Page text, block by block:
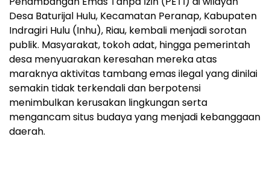
Desa Baturijal Hulu, Kecamatan Peranap, Kabupaten
Indragiri Hulu (Inhu), Riau, kembali menjadi sorotan
publik. Masyarakat, tokoh adat, hingga pemerintah
desa menyuarakan keresahan mereka atas
maraknya aktivitas tambang emas ilegal yang dinilai
semakin tidak terkendali dan berpotensi
menimbulkan kerusakan lingkungan serta
mengancam situs budaya yang menjadi kebanggaan
daerah.